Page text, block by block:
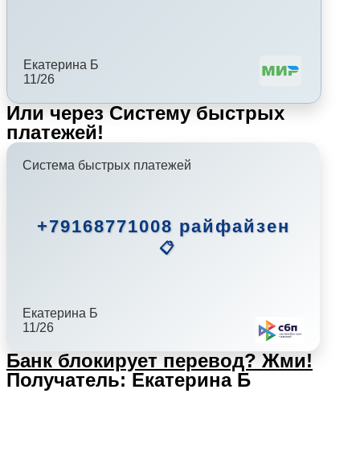
Екатерина Б
11/26
Или через Систему быстрых
платежей!
Система быстрых платежей
+79168771008 райфайзен
📋
Екатерина Б
11/26
Банк блокирует перевод? Жми!
Получатель: Екатерина Б